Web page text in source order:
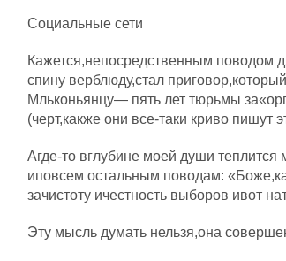
Социальные сети
Кажется,непосредственным поводом
спину верблюду,стал
Мльконьянцу— пять лет тюрьмы
(черт,какже они все-таки криво
Агде-то вглубине моей души
иповсем остальным поводам:
зачистоту ичестность выборов ивот
Эту мысль думать нельзя,она